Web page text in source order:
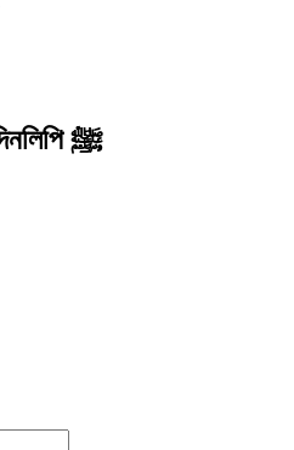
0 review for নবীজির দিনলিপি ﷺ